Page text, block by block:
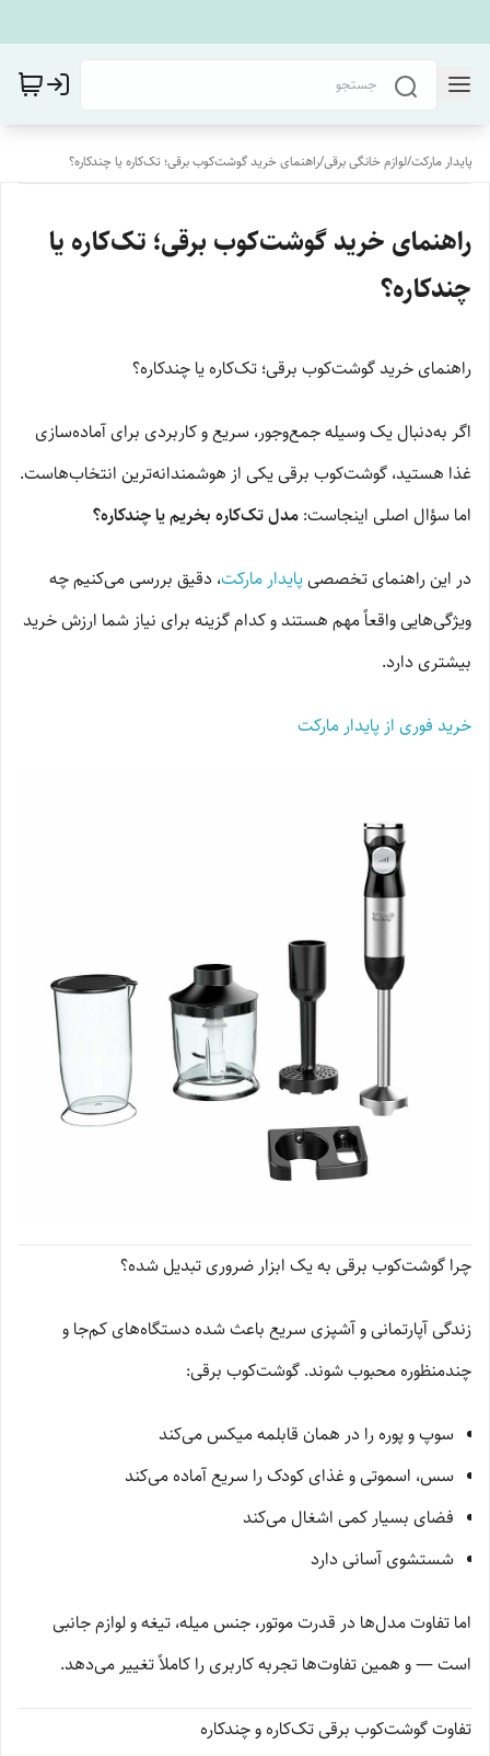
پایدار مارکت/لوازم خانگی برقی/راهنمای خرید گوشت‌کوب برقی؛ تک‌کاره یا چندکاره؟
راهنمای خرید گوشت‌کوب برقی؛ تک‌کاره یا
چندکاره؟
راهنمای خرید گوشت‌کوب برقی؛ تک‌کاره یا چندکاره؟
اگر به‌دنبال یک وسیله جمع‌وجور، سریع و کاربردی برای آماده‌سازی
غذا هستید، گوشت‌کوب برقی یکی از هوشمندانه‌ترین انتخاب‌هاست.
اما سؤال اصلی اینجاست: مدل تک‌کاره بخریم یا چندکاره؟
در این راهنمای تخصصیپایدار مارکت، دقیق بررسی می‌کنیم چه
ویژگی‌هایی واقعاً مهم هستند و کدام گزینه برای نیاز شما ارزش خرید
بیشتری دارد.
خرید فوری از پایدار مارکت
چرا گوشت‌کوب برقی به یک ابزار ضروری تبدیل شده؟
زندگی آپارتمانی و آشپزی سریع باعث شده دستگاه‌های کم‌جا و
چندمنظوره محبوب شوند. گوشت‌کوب برقی:
سوپ و پوره را در همان قابلمه میکس می‌کند
سس، اسموتی و غذای کودک را سریع آماده می‌کند
فضای بسیار کمی اشغال می‌کند
شستشوی آسانی دارد
اما تفاوت مدل‌ها در قدرت موتور، جنس میله، تیغه و لوازم جانبی
است — و همین تفاوت‌ها تجربه کاربری را کاملاً تغییر می‌دهد.
تفاوت گوشت‌کوب برقی تک‌کاره و چندکاره